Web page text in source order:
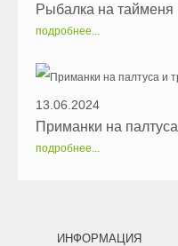
Рыбалка на тайменя
подробнее...
13.06.2024
Приманки на палтуса
подробнее...
ИНФОРМАЦИЯ